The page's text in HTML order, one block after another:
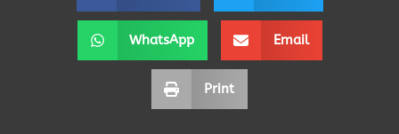
WhatsApp Email
Print